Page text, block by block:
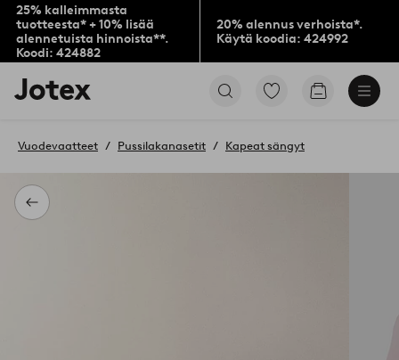
25% kalleimmasta
tuotteesta* + 10% lisää
alennetuista hinnoista**.
Koodi: 424882
20% alennus verhoista*.
Käytä koodia: 424992
Jotex-
logo
aloitussivulle
Siirry
Siirry
Takaisin
Vuodevaatteet Pussilakanasetit Kapeat sängyt